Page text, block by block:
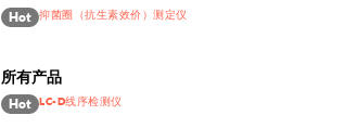
Hot 抑菌圈（抗生素效价）测定仪
所有产品
Hot LC-D线序检测仪